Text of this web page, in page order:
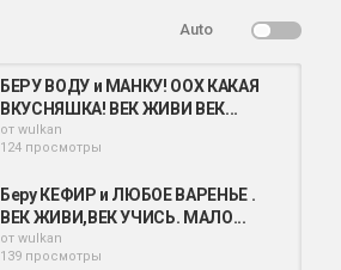
Auto
БЕРУ ВОДУ и МАНКУ! ООХ КАКАЯ
ВКУСНЯШКА! ВЕК ЖИВИ ВЕК...
от wulkan
124 просмотры
Беру КЕФИР и ЛЮБОЕ ВАРЕНЬЕ .
ВЕК ЖИВИ,ВЕК УЧИСЬ. МАЛО...
от wulkan
139 просмотры